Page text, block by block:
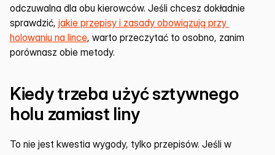
odczuwalna dla obu kierowców. Jeśli chcesz dokładnie
sprawdzić, jakie przepisy i zasady obowiązują przy
holowaniu na lince, warto przeczytać to osobno, zanim
porównasz obie metody.
Kiedy trzeba użyć sztywnego
holu zamiast liny
To nie jest kwestia wygody, tylko przepisów. Jeśli w